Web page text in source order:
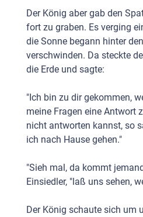
Der König aber gab den
fort zu graben. Es verging
die Sonne begann hinter
verschwinden. Da steckte
die Erde und sagte:
"Ich bin zu dir gekommen,
meine Fragen eine Antwort
nicht antworten kannst, so
ich nach Hause gehen."
"Sieh mal, da kommt
Einsiedler, "laß uns sehen,
Der König schaute sich um